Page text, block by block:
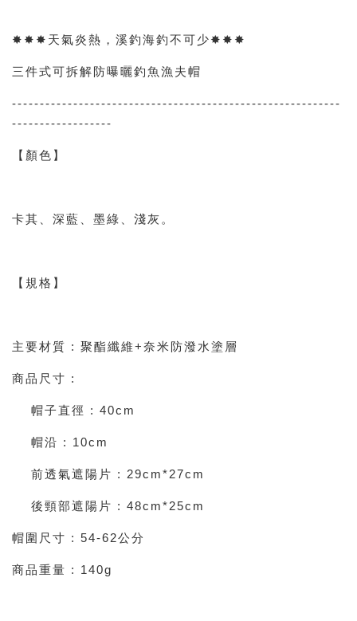
✸✸✸天氣炎熱，溪釣海釣不可少✸✸✸
三件式可拆解防曝曬釣魚漁夫帽
-----------------------------------------------------------
------------------
【顏色】
卡其、深藍、墨綠、淺灰。
【規格】
主要材質 : 聚酯纖維+奈米防潑水塗層
商品尺寸 :
帽子直徑 : 40cm
帽沿 : 10cm
前透氣遮陽片 : 29cm*27cm
後頸部遮陽片 : 48cm*25cm
帽圍尺寸 : 54-62公分
商品重量 : 140g